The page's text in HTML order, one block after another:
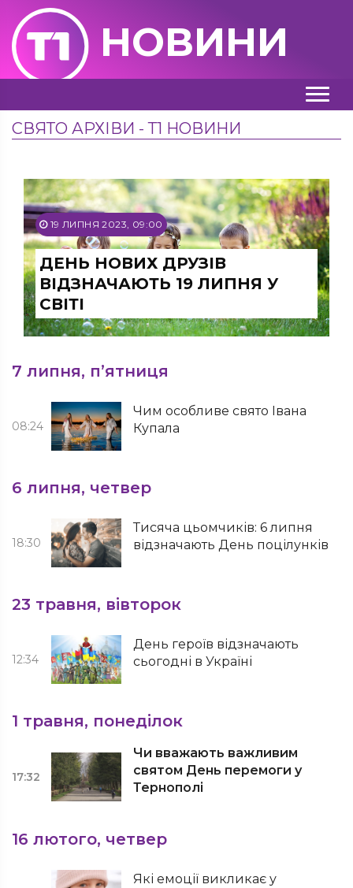
НОВИНИ
СВЯТО АРХІВИ - Т1 НОВИНИ
19 ЛИПНЯ 2023, 09:00
ДЕНЬ НОВИХ ДРУЗІВ
ВІДЗНАЧАЮТЬ 19 ЛИПНЯ У
СВІТІ
7 липня, п’ятниця
08:24
Чим особливе свято Івана
Купала
6 липня, четвер
18:30
Тисяча цьомчиків: 6 липня
відзначають День поцілунків
23 травня, вівторок
12:34
День героїв відзначають
сьогодні в Україні
1 травня, понеділок
17:32
Чи вважають важливим
святом День перемоги у
Тернополі
16 лютого, четвер
Які емоції викликає у